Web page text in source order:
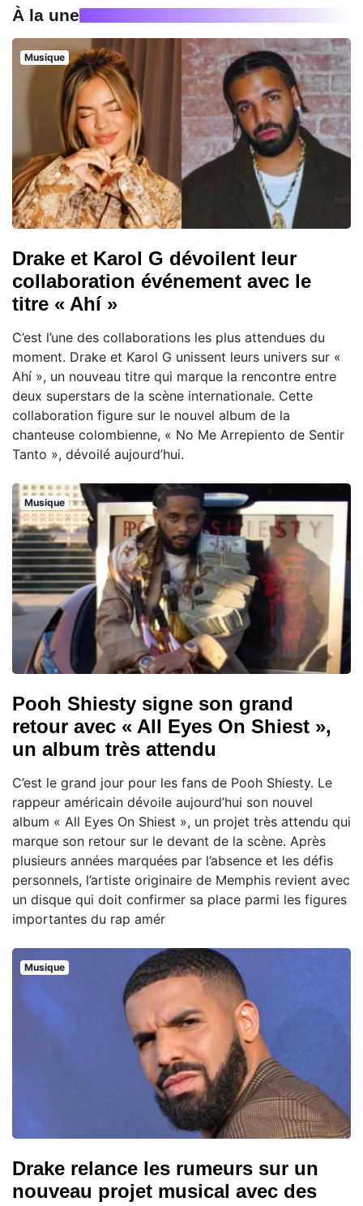
À la une
Musique
Drake et Karol G dévoilent leur
collaboration événement avec le
titre « Ahí »
C’est l’une des collaborations les plus attendues du
moment. Drake et Karol G unissent leurs univers sur «
Ahí », un nouveau titre qui marque la rencontre entre
deux superstars de la scène internationale. Cette
collaboration figure sur le nouvel album de la
chanteuse colombienne, « No Me Arrepiento de Sentir
Tanto », dévoilé aujourd’hui.
Musique
Pooh Shiesty signe son grand
retour avec « All Eyes On Shiest »,
un album très attendu
C’est le grand jour pour les fans de Pooh Shiesty. Le
rappeur américain dévoile aujourd’hui son nouvel
album « All Eyes On Shiest », un projet très attendu qui
marque son retour sur le devant de la scène. Après
plusieurs années marquées par l’absence et les défis
personnels, l’artiste originaire de Memphis revient avec
un disque qui doit confirmer sa place parmi les figures
importantes du rap amér
Musique
Drake relance les rumeurs sur un
nouveau projet musical avec des